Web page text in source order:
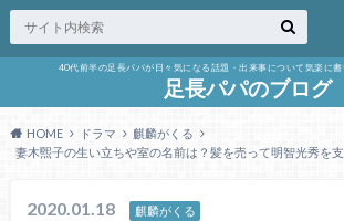
40代前半の足長パパが日々気になる話題・出来事について気楽に書
足長パパのブログ
HOME ドラマ
麒麟がくる
妻木煕子の生い立ちや室の名前は？髪を売って明智光秀を
2020.01.18 麒麟がくる